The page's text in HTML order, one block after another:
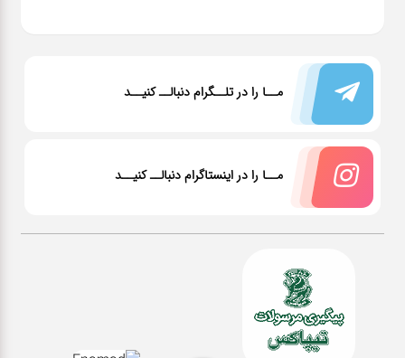
مــا را در تلــگرام دنبالــ کنیــد
مــا را در اینستاگرام دنبالــ کنیــد